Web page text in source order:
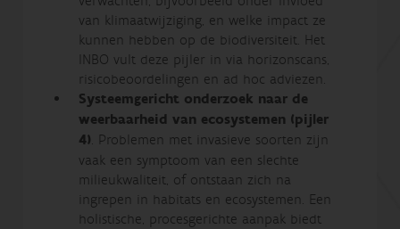
van klimaatwijziging, en welke impact ze
kunnen hebben op de biodiversiteit. Het
INBO vult deze pijler in via horizonscans,
risicobeoordelingen en ad hoc adviezen.
Systeemgericht onderzoek naar de
weerbaarheid van ecosystemen (pijler
4). Problemen met invasieve soorten zijn
vaak een symptoom van een slechte
milieukwaliteit, of ontstaan zich na
ingrepen in habitats en ecosystemen. Een
holistische, procesgerichte aanpak biedt